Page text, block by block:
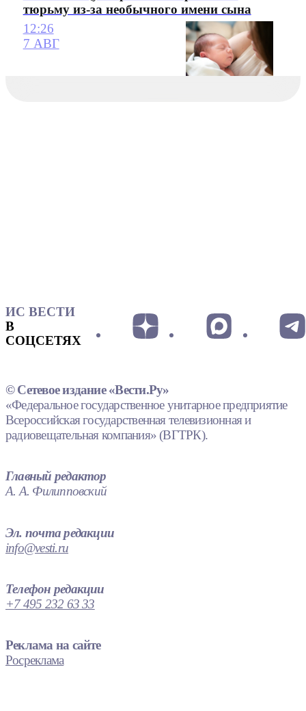
тюрьму из-за необычного имени сына
12:26
7 АВГ
ИС ВЕСТИ
В
СОЦСЕТЯХ
© Сетевое издание «Вести.Ру»
«Федеральное государственное унитарное предприятие
Всероссийская государственная телевизионная и
радиовещательная компания» (ВГТРК).
Главный редактор
А. А. Филипповский
Эл. почта редакции
info@vesti.ru
Телефон редакции
+7 495 232 63 33
Реклама на сайте
Росреклама